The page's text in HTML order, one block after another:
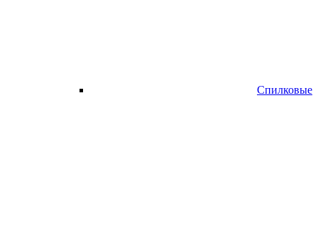
Спилковые